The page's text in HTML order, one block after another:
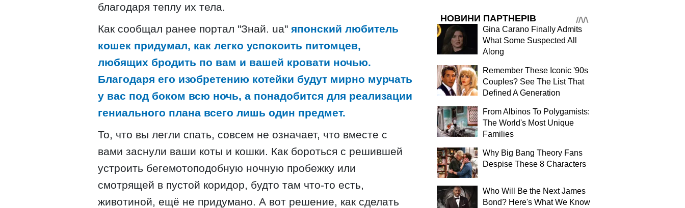
благодаря теплу их тела.
Как сообщал ранее портал "Знай. ua" японский любитель
кошек придумал, как легко успокоить питомцев,
любящих бродить по вам и вашей кровати ночью.
Благодаря его изобретению котейки будут мирно мурчать
у вас под боком всю ночь, а понадобится для реализации
гениального плана всего лишь один предмет.
То, что вы легли спать, совсем не означает, что вместе с
вами заснули ваши коты и кошки. Как бороться с решившей
устроить бегемотоподобную ночную пробежку или
смотрящей в пустой коридор, будто там что-то есть,
животиной, ещё не придумано. А вот решение, как сделать
НОВИНИ ПАРТНЕРІВ
Gina Carano Finally Admits
What Some Suspected All
Along
Remember These Iconic '90s
Couples? See The List That
Defined A Generation
From Albinos To Polygamists:
The World's Most Unique
Families
Why Big Bang Theory Fans
Despise These 8 Characters
Who Will Be the Next James
Bond? Here's What We Know